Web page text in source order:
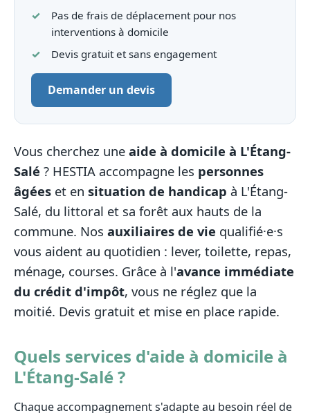
Pas de frais de déplacement pour nos
interventions à domicile
Devis gratuit et sans engagement
Demander un devis
Vous cherchez une aide à domicile à L'Étang-
Salé ? HESTIA accompagne les personnes
âgées et en situation de handicap à L'Étang-
Salé, du littoral et sa forêt aux hauts de la
commune. Nos auxiliaires de vie qualifié·e·s
vous aident au quotidien : lever, toilette, repas,
ménage, courses. Grâce à l'avance immédiate
du crédit d'impôt, vous ne réglez que la
moitié. Devis gratuit et mise en place rapide.
Quels services d'aide à domicile à
L'Étang-Salé ?
Chaque accompagnement s'adapte au besoin réel de